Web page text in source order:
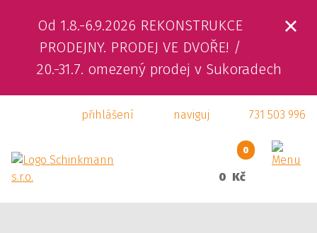
Od 1.8.-6.9.2026 REKONSTRUKCE
PRODEJNY. PRODEJ VE DVOŘE! /
20.-31.7. omezený prodej v Sukoradech
731 503 996
naviguj
přihlášení
0
0 Kč
ÚVOD
O NÁS
PRODUKTY